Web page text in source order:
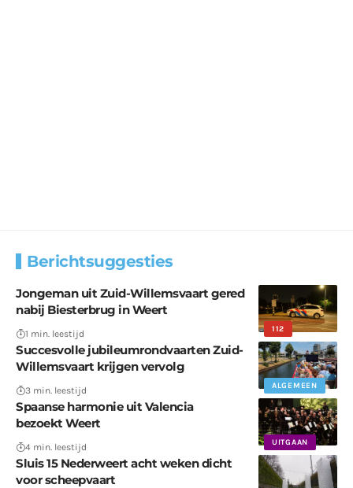
Berichtsuggesties
112
Jongeman uit Zuid-Willemsvaart gered
nabij Biesterbrug in Weert
1 min. leestijd
ALGEMEEN
Succesvolle jubileumrondvaarten Zuid-
Willemsvaart krijgen vervolg
3 min. leestijd
UITGAAN
Spaanse harmonie uit Valencia
bezoekt Weert
4 min. leestijd
Sluis 15 Nederweert acht weken dicht
voor scheepvaart